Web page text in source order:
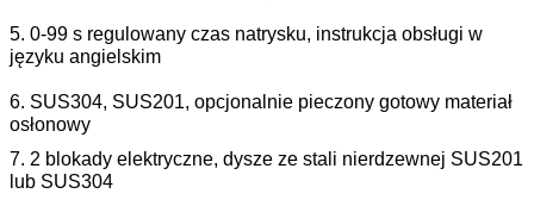
5. 0-99 s regulowany czas natrysku, instrukcja obsługi w
języku angielskim
6. SUS304, SUS201, opcjonalnie pieczony gotowy materiał
osłonowy
7. 2 blokady elektryczne, dysze ze stali nierdzewnej SUS201
lub SUS304